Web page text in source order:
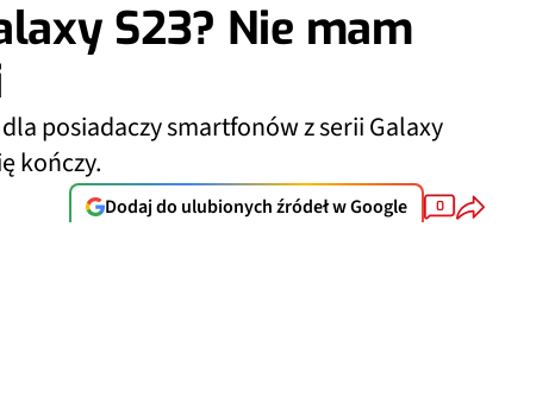
S23? Nie mam
posiadaczy smartfonów z serii Galaxy
kończy.
Dodaj do ulubionych źródeł w Google 0